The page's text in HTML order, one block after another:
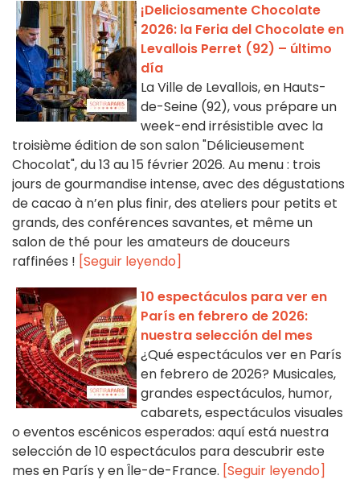
¡Deliciosamente Chocolate
2026: la Feria del Chocolate en
Levallois Perret (92) – último
día
La Ville de Levallois, en Hauts-
de-Seine (92), vous prépare un
week-end irrésistible avec la
troisième édition de son salon "Délicieusement
Chocolat", du 13 au 15 février 2026. Au menu : trois
jours de gourmandise intense, avec des dégustations
de cacao à n’en plus finir, des ateliers pour petits et
grands, des conférences savantes, et même un
salon de thé pour les amateurs de douceurs
raffinées ! [Seguir leyendo]
10 espectáculos para ver en
París en febrero de 2026:
nuestra selección del mes
¿Qué espectáculos ver en París
en febrero de 2026? Musicales,
grandes espectáculos, humor,
cabarets, espectáculos visuales
o eventos escénicos esperados: aquí está nuestra
selección de 10 espectáculos para descubrir este
mes en París y en Île-de-France. [Seguir leyendo]